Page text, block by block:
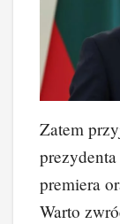
Zatem
premiera
Warto